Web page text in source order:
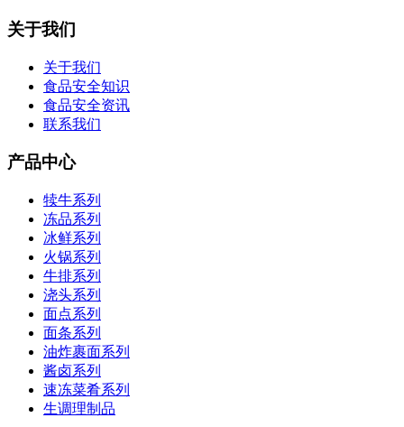
关于我们
关于我们
食品安全知识
食品安全资讯
联系我们
产品中心
犊牛系列
冻品系列
冰鲜系列
火锅系列
牛排系列
浇头系列
面点系列
面条系列
油炸裹面系列
酱卤系列
速冻菜肴系列
生调理制品